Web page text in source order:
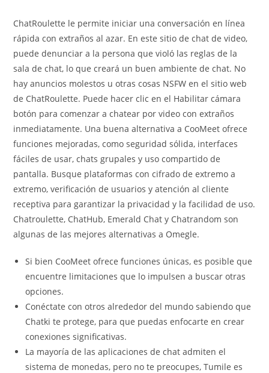
ChatRoulette le permite iniciar una conversación en línea
rápida con extraños al azar. En este sitio de chat de video,
puede denunciar a la persona que violó las reglas de la
sala de chat, lo que creará un buen ambiente de chat. No
hay anuncios molestos u otras cosas NSFW en el sitio web
de ChatRoulette. Puede hacer clic en el Habilitar cámara
botón para comenzar a chatear por video con extraños
inmediatamente. Una buena alternativa a CooMeet ofrece
funciones mejoradas, como seguridad sólida, interfaces
fáciles de usar, chats grupales y uso compartido de
pantalla. Busque plataformas con cifrado de extremo a
extremo, verificación de usuarios y atención al cliente
receptiva para garantizar la privacidad y la facilidad de uso.
Chatroulette, ChatHub, Emerald Chat y Chatrandom son
algunas de las mejores alternativas a Omegle.
Si bien CooMeet ofrece funciones únicas, es posible que
encuentre limitaciones que lo impulsen a buscar otras
opciones.
Conéctate con otros alrededor del mundo sabiendo que
Chatki te protege, para que puedas enfocarte en crear
conexiones significativas.
La mayoría de las aplicaciones de chat admiten el
sistema de monedas, pero no te preocupes, Tumile es